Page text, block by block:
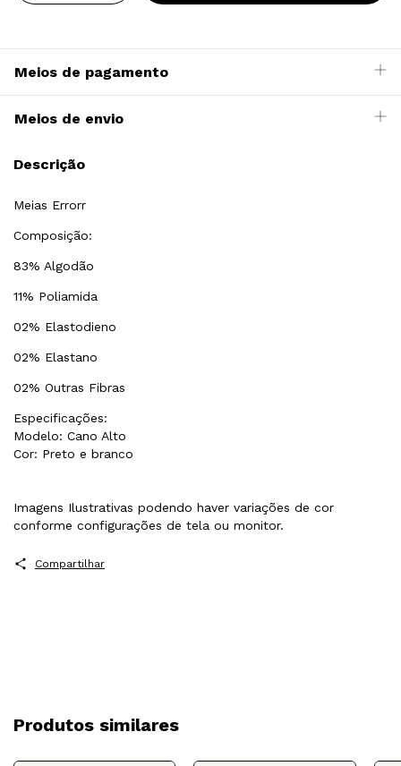
Meios de pagamento
Meios de envio
Descrição
Meias Errorr
Composição:
83% Algodão
11% Poliamida
02% Elastodieno
02% Elastano
02% Outras Fibras
Especificações:
Modelo: Cano Alto
Cor: Preto e branco
Imagens Ilustrativas podendo haver variações de cor
conforme configurações de tela ou monitor.
Compartilhar
Produtos similares